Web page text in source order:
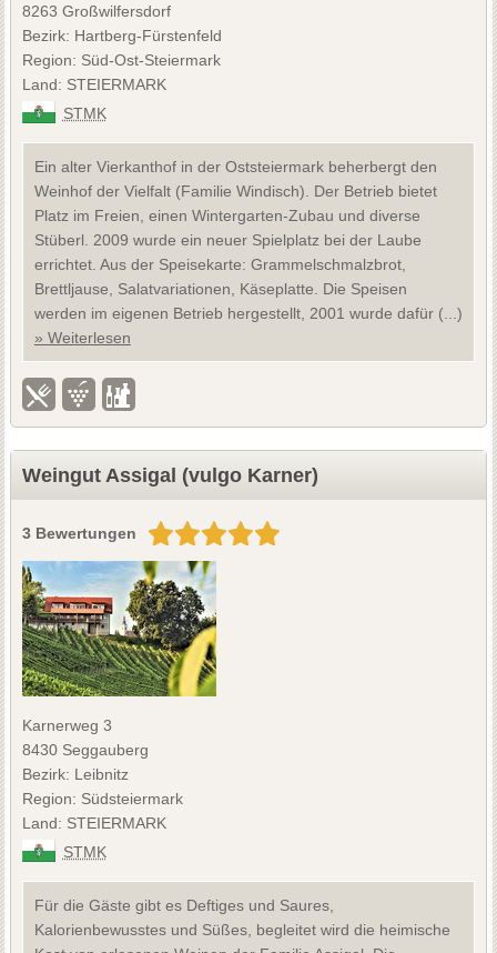
8263 Großwilfersdorf
Bezirk: Hartberg-Fürstenfeld
Region: Süd-Ost-Steiermark
Land: STEIERMARK
STMK
Ein alter Vierkanthof in der Oststeiermark beherbergt den
Weinhof der Vielfalt (Familie Windisch). Der Betrieb bietet
Platz im Freien, einen Wintergarten-Zubau und diverse
Stüberl. 2009 wurde ein neuer Spielplatz bei der Laube
errichtet. Aus der Speisekarte: Grammelschmalzbrot,
Brettljause, Salatvariationen, Käseplatte. Die Speisen
werden im eigenen Betrieb hergestellt, 2001 wurde dafür (...)
» Weiterlesen
Weingut Assigal (vulgo Karner)
3 Bewertungen
Karnerweg 3
8430 Seggauberg
Bezirk: Leibnitz
Region: Südsteiermark
Land: STEIERMARK
STMK
Für die Gäste gibt es Deftiges und Saures,
Kalorienbewusstes und Süßes, begleitet wird die heimische